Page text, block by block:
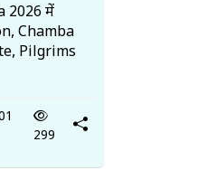
2026 में
Chamba
Pilgrims
299